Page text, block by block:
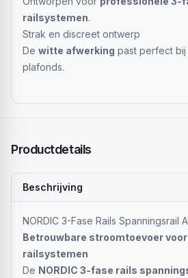
railsystemen.
Strak en discreet ontwerp
De witte afwerking past perfect bij
plafonds.
Productdetails
Beschrijving
NORDIC 3-Fase Rails Spanningsrail
Betrouwbare stroomtoevoer
railsystemen
De NORDIC 3-fase rails